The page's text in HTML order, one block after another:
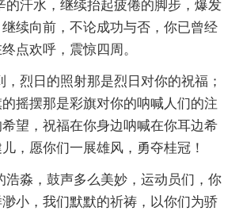
的汗水，继续抬起疲倦的脚步，爆发
续向前，不论成功与否，你已曾经
点欢呼，震惊四周。
，烈日的照射那是烈日对你的祝福；
摇摆那是彩旗对你的呐喊人们的注
望，祝福在你身边呐喊在你耳边希
，愿你们一展雄风，勇夺桂冠！
浩淼，鼓声多么美妙，运动员们，你
小，我们默默的祈祷，以你们为骄